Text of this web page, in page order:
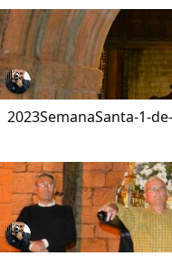
2023SemanaSanta-1-
Copiar